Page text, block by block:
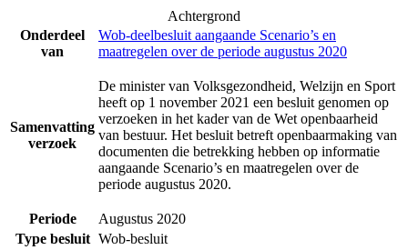
Achtergrond
Onderdeel
van
Wob-deelbesluit aangaande Scenario’s en
maatregelen over de periode augustus 2020
Samenvatting
verzoek
De minister van Volksgezondheid, Welzijn en Sport
heeft op 1 november 2021 een besluit genomen op
verzoeken in het kader van de Wet openbaarheid
van bestuur. Het besluit betreft openbaarmaking van
documenten die betrekking hebben op informatie
aangaande Scenario’s en maatregelen over de
periode augustus 2020.
Periode
Augustus 2020
Type besluit Wob-besluit